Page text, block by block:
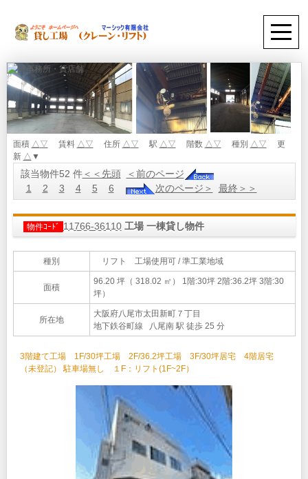
面積 △▽ 賃料 △▽ 住所 △▽ 駅 △▽ 階数 △▽ 種別 △▽ 更
新 △ ▼
該当物件52 件＜＜先頭
＜前のページ
1
2 3 4 5 6 次のページ＞ 最終＞＞
物件ｺｰﾄﾞ 11766-36110 工場 一棟貸し物件
種別 リフト 工場使用可 / 準工業地域
面積
96.20 坪（ 318.02 ㎡）
1階:30坪 2階:36.2坪 3階:30
坪）
所在地
大阪府八尾市太田新町７丁目
地下鉄谷町線 八尾南 駅 徒歩 25 分
3階建て工場 1F/30坪工場 2F/36.2坪工場 3F/30坪居宅 4階居宅
（未登記） 駐車場無し １F：リフト(1F~2F）